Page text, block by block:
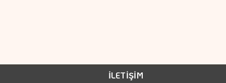
Çiftçilerin İnternet
Kullanımı 10 Yılda İki
İLETİŞİM